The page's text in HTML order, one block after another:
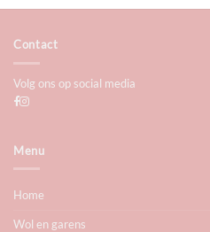
Contact
Volg ons op social media
Menu
Home
Wol en garens